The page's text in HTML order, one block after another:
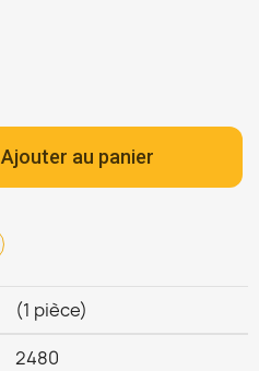
Ajouter au panier
(1 pièce)
2480